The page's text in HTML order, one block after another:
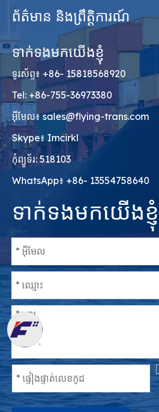
ព័ត៌មាន និងព្រឹត្តិការណ៍
ទាក់ទងមកយើងខ្ញុំ
ទូរស័ព្ទ៖ +86- 15818568920
Tel: +86-755-36973380
អ៊ីមែល៖sales@flying-trans.com
Skype៖ Imcirkl
កុំព្យូទ័រ: 518103
WhatsApp៖ +86- 13554758640
ទាក់ទងមកយើងខ្ញុំ